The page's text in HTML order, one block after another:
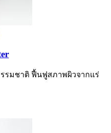
รรมชาติ ฟื้นฟูสภาพผิวจากแร่